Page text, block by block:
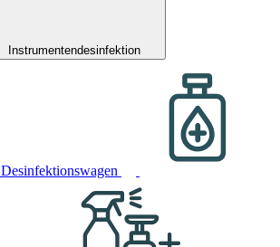
Instrumentendesinfektion
Desinfektionswagen